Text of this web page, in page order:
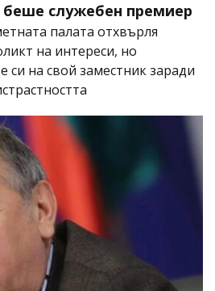
служебен премиер
палата отхвърля
на интереси, но
си на свой заместник заради